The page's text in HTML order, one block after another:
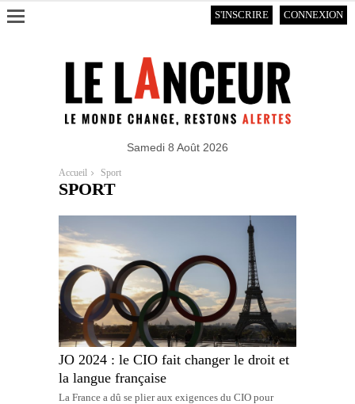
S'INSCRIRE CONNEXION
Samedi 8 Août 2026
Accueil Sport
SPORT
JO 2024 : le CIO fait changer le droit et
la langue française
La France a dû se plier aux exigences du CIO pour